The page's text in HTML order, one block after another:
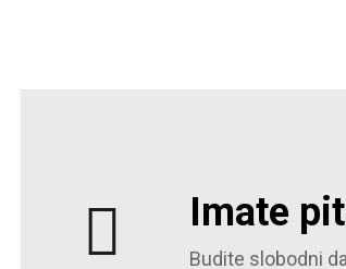
Imate
Budite slobodni